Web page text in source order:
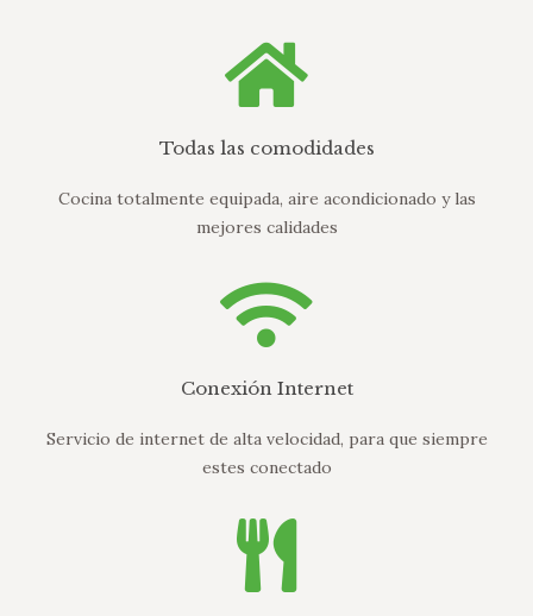
Todas las comodidades
Cocina totalmente equipada, aire acondicionado y las
mejores calidades
Conexión Internet
Servicio de internet de alta velocidad, para que siempre
estes conectado